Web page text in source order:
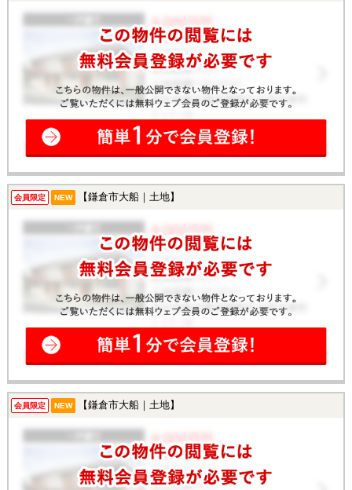
会員限定 NEW 【鎌倉市大船｜土地】
会員限定 NEW 【鎌倉市大船｜土地】